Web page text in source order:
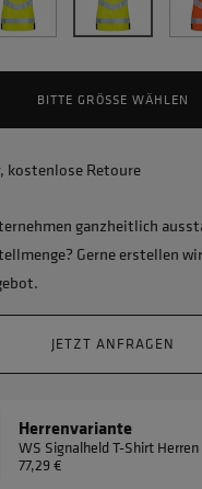
BITTE GRÖSSE WÄHLEN
kostenlose Retoure
ganzheitlich
Gerne erstellen
JETZT ANFRAGEN
Herrenvariante
WS Signalheld T-Shirt Herren
77,29 €